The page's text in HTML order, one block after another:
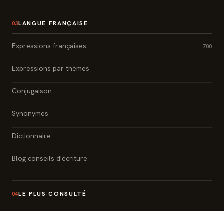
03LANGUE FRANÇAISE
Expressions françaises 700
Expressions par thèmes
Conjugaison
Synonymes
Dictionnaire
Blog conseils d'écriture
04LE PLUS CONSULTÉ